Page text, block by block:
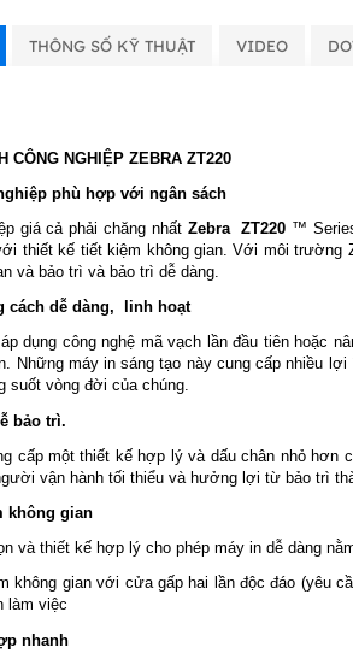
THÔNG SỐ KỸ THUẬT VIDEO
CÔNG NGHIỆP ZEBRA ZT220
phù hợp với ngân sách
giá cả phải chăng nhất Zebra ZT220 ™
thiết kế tiết kiệm không gian. Với môi trường
và bảo trì và bảo trì dễ dàng.
cách dễ dàng, linh hoạt
dụng công nghệ mã vạch lần đầu tiên hoặc
Những máy in sáng tạo này cung cấp nhiều
suốt vòng đời của chúng.
bảo trì.
cấp một thiết kế hợp lý và dấu chân nhỏ
vận hành tối thiểu và hưởng lợi từ bảo trì
không gian
và thiết kế hợp lý cho phép máy in dễ dàng
không gian với cửa gấp hai lần độc đáo (yêu
làm việc
nhanh